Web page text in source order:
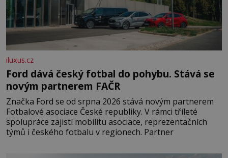
iluxus.cz
Ford dává český fotbal do pohybu. Stává se
novým partnerem FAČR
Značka Ford se od srpna 2026 stává novým partnerem
Fotbalové asociace České republiky. V rámci tříleté
spolupráce zajistí mobilitu asociace, reprezentačních
týmů i českého fotbalu v regionech. Partner